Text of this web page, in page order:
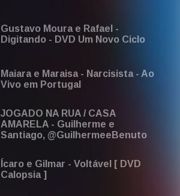
Gustavo Moura e Rafael -
Digitando - DVD Um Novo Ciclo
Maiara e Maraisa - Narcisista - Ao
Vivo em Portugal
JOGADO NA RUA / CASA
AMARELA - Guilherme e
Santiago, @GuilhermeeBenuto
Ícaro e Gilmar - Voltável [ DVD
Calopsia ]